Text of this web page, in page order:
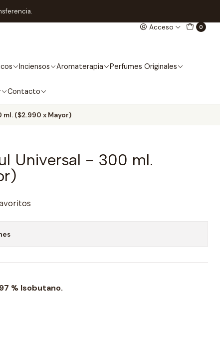
Acceso 0
Inciensos Aromaterapia Perfumes Originales
Contacto
ml. ($2.990 x Mayor)
Universal - 300 ml.
% Isobutano.